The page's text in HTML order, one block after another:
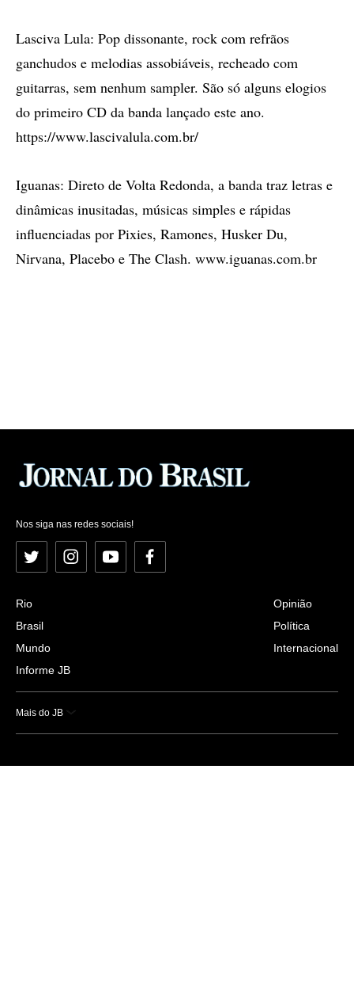
Lasciva Lula: Pop dissonante, rock com refrãos
ganchudos e melodias assobiáveis, recheado com
guitarras, sem nenhum sampler. São só alguns elogios
do primeiro CD da banda lançado este ano.
https://www.lascivalula.com.br/
Iguanas: Direto de Volta Redonda, a banda traz letras e
dinâmicas inusitadas, músicas simples e rápidas
influenciadas por Pixies, Ramones, Husker Du,
Nirvana, Placebo e The Clash. www.iguanas.com.br
Nos siga nas redes sociais!
Twitter InstagramYouTubeFacebook
Rio
Brasil
Mundo
Informe JB
Opinião
Política
Internacional
Mais do JB
Esportes